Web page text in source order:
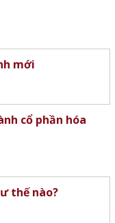
mới
cổ phần hóa
thế nào?